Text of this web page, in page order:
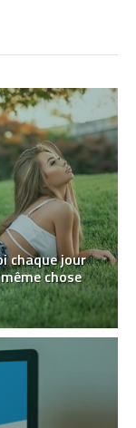
chaque jour
chose